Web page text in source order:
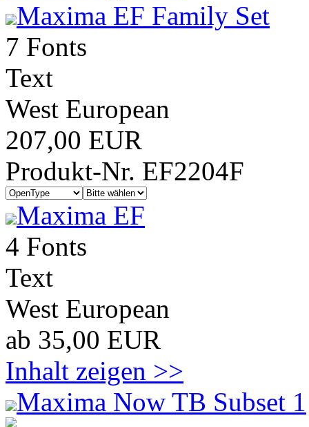
Maxima EF Family Set
7 Fonts
Text
West European
207,00 EUR
Produkt-Nr. EF2204F
Maxima EF
4 Fonts
Text
West European
ab 35,00 EUR
Inhalt zeigen >>
Maxima Now TB Subset 1